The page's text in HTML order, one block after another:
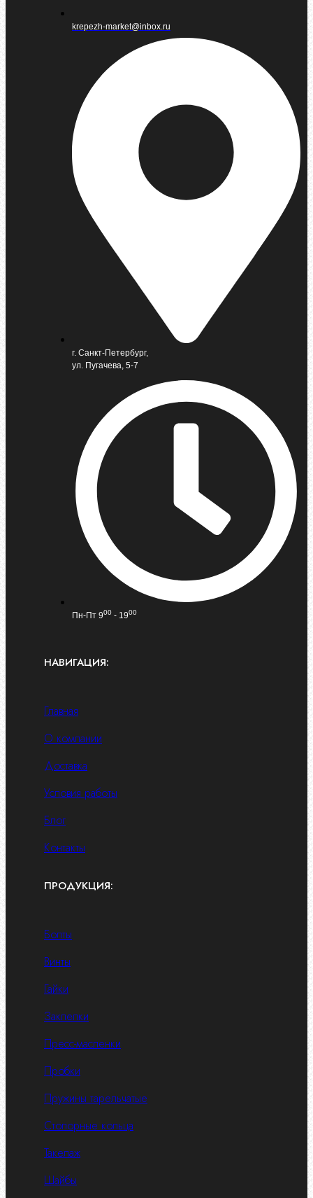
krepezh-market@inbox.ru
г. Санкт-Петербург,
ул. Пугачева, 5-7
Пн-Пт 900 - 1900
НАВИГАЦИЯ:
Главная
О компании
Доставка
Условия работы
Блог
Контакты
ПРОДУКЦИЯ:
Болты
Винты
Гайки
Заклепки
Пресс-масленки
Пробки
Пружины тарельчатые
Стопорные кольца
Такелаж
Шайбы